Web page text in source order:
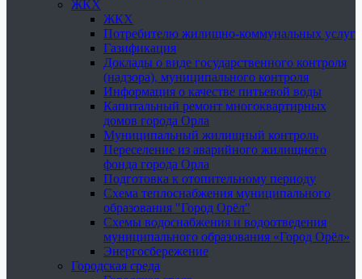
ЖКХ
ЖКХ
Потребителю жилищно-коммунальных услуг
Газификация
Доклады о виде государственного контроля
(надзора), муниципального контроля
Информация о качестве питьевой воды
Капитальный ремонт многоквартирных
домов города Орла
Муниципальный жилищный контроль
Переселение из аварийного жилищного
фонда города Орла
Подготовка к отопительному периоду
Схема теплоснабжения муниципального
образования "Город Орёл"
Схемы водоснабжения и водоотведения
муниципального образования «Город Орёл»
Энергосбережение
Городская среда